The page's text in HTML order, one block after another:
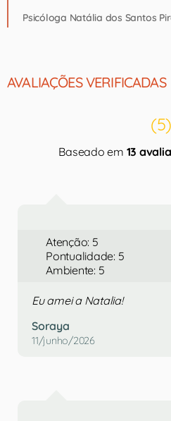
Psicóloga Natália dos Santos
AVALIAÇÕES VERIFICADAS
(5)
Baseado em 13
Atenção: 5
Pontualidade: 5
Ambiente: 5
Eu amei a Natalia!
Soraya
11/junho/2026